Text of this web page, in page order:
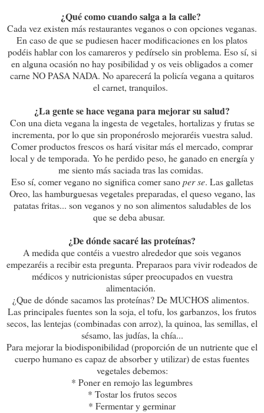
¿Qué como cuando salga a la calle?
Cada vez existen más restaurantes veganos o con opciones veganas.
En caso de que se pudiesen hacer modificaciones en los platos
podéis hablar con los camareros y pedírselo sin problema. Eso sí, si
en alguna ocasión no hay posibilidad y os veis obligados a comer
carne NO PASA NADA. No aparecerá la policía vegana a quitaros
el carnet, tranquilos.
¿La gente se hace vegana para mejorar su salud?
Con una dieta vegana la ingesta de vegetales, hortalizas y frutas se
incrementa, por lo que sin proponéroslo mejoraréis vuestra salud.
Comer productos frescos os hará visitar más el mercado, comprar
local y de temporada. Yo he perdido peso, he ganado en energía y
me siento más saciada tras las comidas.
Eso sí, comer vegano no significa comer sanoper se. Las galletas
Oreo, las hamburguesas vegetales preparadas, el queso vegano, las
patatas fritas... son veganos y no son alimentos saludables de los
que se deba abusar.
¿De dónde sacaré las proteínas?
A medida que contéis a vuestro alrededor que sois veganos
empezaréis a recibir esta pregunta. Preparaos para vivir rodeados de
médicos y nutricionistas súper preocupados en vuestra
alimentación.
¿Que de dónde sacamos las proteínas? De MUCHOS alimentos.
Las principales fuentes son la soja, el tofu, los garbanzos, los frutos
secos, las lentejas (combinadas con arroz), la quinoa, las semillas, el
sésamo, las judías, la chía...
Para mejorar la biodisponibilidad (proporción de un nutriente que el
cuerpo humano es capaz de absorber y utilizar) de estas fuentes
vegetales debemos:
* Poner en remojo las legumbres
* Tostar los frutos secos
* Fermentar y germinar